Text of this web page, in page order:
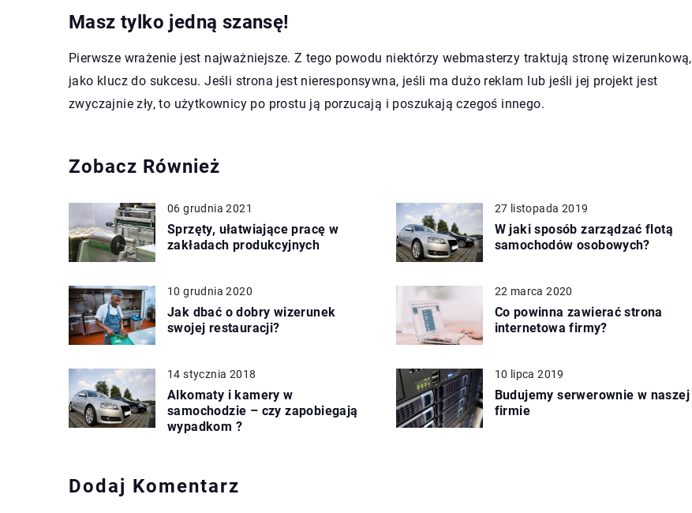
Masz tylko jedną szansę!
Pierwsze wrażenie jest najważniejsze. Z tego powodu niektórzy webmasterzy traktują stronę wizerunkową,
jako klucz do sukcesu. Jeśli strona jest nieresponsywna, jeśli ma dużo reklam lub jeśli jej projekt jest
zwyczajnie zły, to użytkownicy po prostu ją porzucają i poszukają czegoś innego.
Zobacz Również
06 grudnia 2021
Sprzęty, ułatwiające pracę w
zakładach produkcyjnych
27 listopada 2019
W jaki sposób zarządzać flotą
samochodów osobowych?
10 grudnia 2020
Jak dbać o dobry wizerunek
swojej restauracji?
22 marca 2020
Co powinna zawierać strona
internetowa firmy?
14 stycznia 2018
Alkomaty i kamery w
samochodzie – czy zapobiegają
wypadkom ?
10 lipca 2019
Budujemy serwerownie w naszej
firmie
Dodaj Komentarz